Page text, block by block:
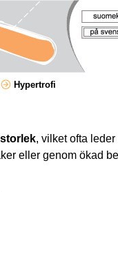
Hypertrofi
, vilket ofta
eller genom ökad